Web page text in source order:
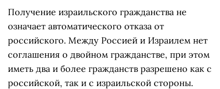
Получение израильского гражданства не
означает автоматического отказа от
российского. Между Россией и Израилем нет
соглашения о двойном гражданстве, при этом
иметь два и более гражданств разрешено как с
российской, так и с израильской стороны.